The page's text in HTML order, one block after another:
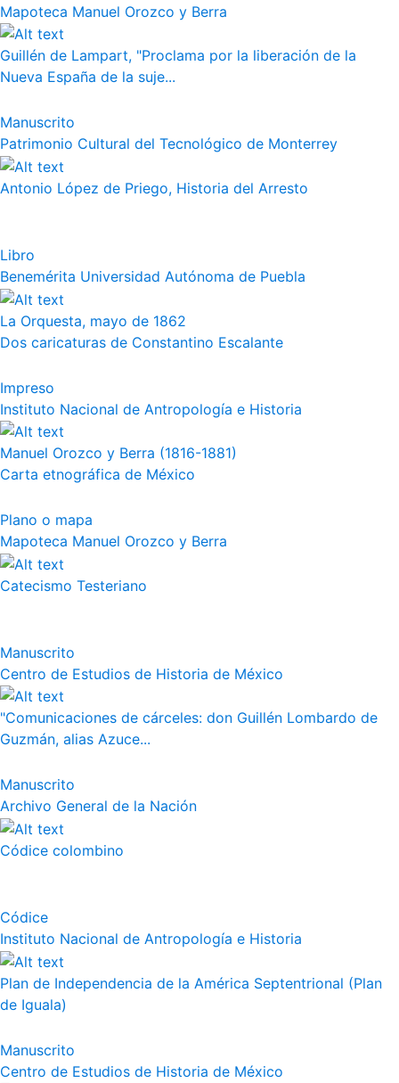
Mapoteca Manuel Orozco y Berra
Guillén de Lampart, "Proclama por la liberación de la
Nueva España de la suje...
Manuscrito
Patrimonio Cultural del Tecnológico de Monterrey
Antonio López de Priego, Historia del Arresto
Libro
Benemérita Universidad Autónoma de Puebla
La Orquesta, mayo de 1862
Dos caricaturas de Constantino Escalante
Impreso
Instituto Nacional de Antropología e Historia
Manuel Orozco y Berra (1816-1881)
Carta etnográfica de México
Plano o mapa
Mapoteca Manuel Orozco y Berra
Catecismo Testeriano
Manuscrito
Centro de Estudios de Historia de México
"Comunicaciones de cárceles: don Guillén Lombardo de
Guzmán, alias Azuce...
Manuscrito
Archivo General de la Nación
Códice colombino
Códice
Instituto Nacional de Antropología e Historia
Plan de Independencia de la América Septentrional (Plan
de Iguala)
Manuscrito
Centro de Estudios de Historia de México